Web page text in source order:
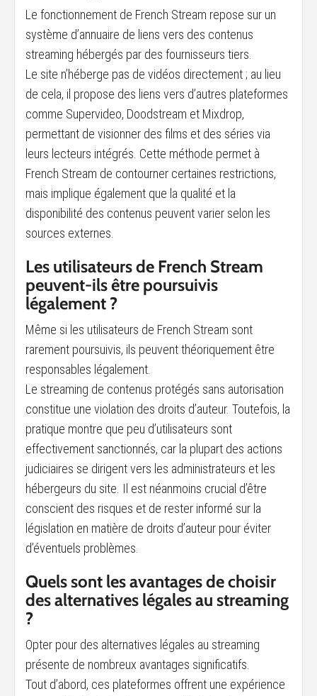
Le fonctionnement de French Stream repose sur un
système d’annuaire de liens vers des contenus
streaming hébergés par des fournisseurs tiers.
Le site n’héberge pas de vidéos directement ; au lieu
de cela, il propose des liens vers d’autres plateformes
comme Supervideo, Doodstream et Mixdrop,
permettant de visionner des films et des séries via
leurs lecteurs intégrés. Cette méthode permet à
French Stream de contourner certaines restrictions,
mais implique également que la qualité et la
disponibilité des contenus peuvent varier selon les
sources externes.
Les utilisateurs de French Stream
peuvent-ils être poursuivis
légalement ?
Même si les utilisateurs de French Stream sont
rarement poursuivis, ils peuvent théoriquement être
responsables légalement.
Le streaming de contenus protégés sans autorisation
constitue une violation des droits d’auteur. Toutefois, la
pratique montre que peu d’utilisateurs sont
effectivement sanctionnés, car la plupart des actions
judiciaires se dirigent vers les administrateurs et les
hébergeurs du site. Il est néanmoins crucial d’être
conscient des risques et de rester informé sur la
législation en matière de droits d’auteur pour éviter
d’éventuels problèmes.
Quels sont les avantages de choisir
des alternatives légales au streaming
?
Opter pour des alternatives légales au streaming
présente de nombreux avantages significatifs.
Tout d’abord, ces plateformes offrent une expérience